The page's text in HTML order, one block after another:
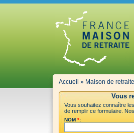
Accueil » Maison de
Vous
Vous souhaitez connaître
de remplir ce formulaire.
NOM *: